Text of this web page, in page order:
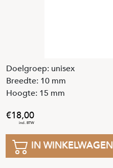
Doelgroep: unisex
Breedte: 10 mm
Hoogte: 15 mm
18,00
IN WINKELWAGEN